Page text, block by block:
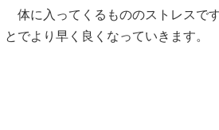
体に入ってくるもののストレスで
とでより早く良くなっていきます。